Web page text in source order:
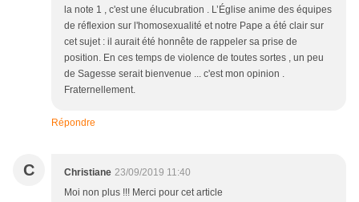
la note 1 , c'est une élucubration . L’Église anime des équipes
de réflexion sur l'homosexualité et notre Pape a été clair sur
cet sujet : il aurait été honnête de rappeler sa prise de
position. En ces temps de violence de toutes sortes , un peu
de Sagesse serait bienvenue ... c'est mon opinion .
Fraternellement.
Répondre
C Christiane 23/09/2019 11:40
Moi non plus !!! Merci pour cet article